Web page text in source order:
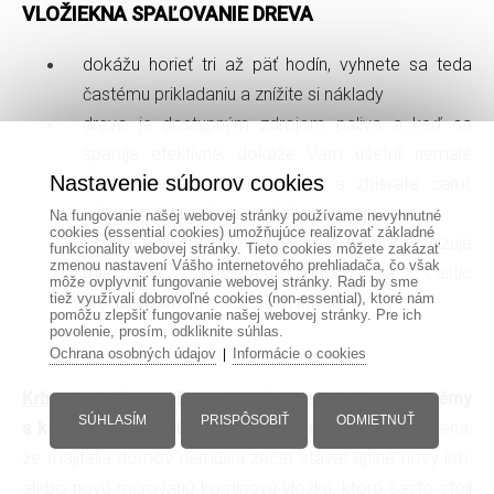
VLOŽIEKNA SPAĽOVANIE DREVA
dokážu horieť tri až päť hodín, vyhnete sa teda
častému prikladaniu a znížite si náklady
drevo je dostupným zdrojom paliva a keď sa
financie a ak si drevo pílite a zbierate sami,
vykurovanie môžete mať dokonca aj zadarmo
Účinná konštrukcia spaľovacej komory znižuje
množstvo škodlivých plynov a častíc
produkovaných otvoreným krbom
Krbové vložkymôžu vyriešiť už existujúce problémy
s komínom a zvýšiť účinnosť vykurovania. To znamená,
Nastavenie súborov cookies
Na fungovanie našej webovej stránky používame nevyhnutné
cookies (essential cookies) umožňujúce realizovať základné
funkcionality webovej stránky. Tieto cookies môžete zakázať
zmenou nastavení Vášho internetového prehliadača, čo však
môže ovplyvniť fungovanie webovej stránky. Radi by sme
tiež využívali dobrovoľné cookies (non-essential), ktoré nám
pomôžu zlepšiť fungovanie našej webovej stránky. Pre ich
povolenie, prosím, odkliknite súhlas.
Ochrana osobných údajov| Informácie o cookies
SÚHLASÍM PRISPÔSOBIŤ ODMIETNUŤ